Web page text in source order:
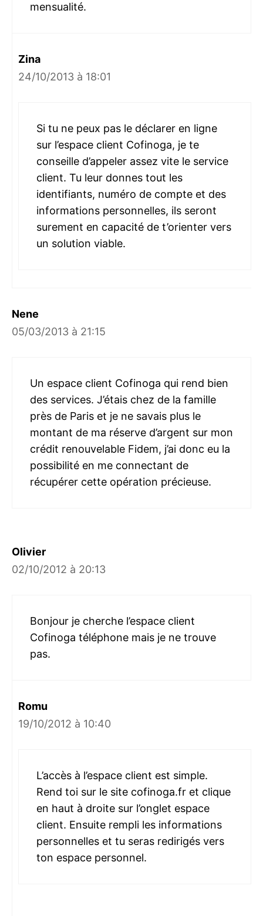
mensualité.
Zina
24/10/2013 à 18:01
Si tu ne peux pas le déclarer en ligne
sur l’espace client Cofinoga, je te
conseille d’appeler assez vite le service
client. Tu leur donnes tout les
identifiants, numéro de compte et des
informations personnelles, ils seront
surement en capacité de t’orienter vers
un solution viable.
Nene
05/03/2013 à 21:15
Un espace client Cofinoga qui rend bien
des services. J’étais chez de la famille
près de Paris et je ne savais plus le
montant de ma réserve d’argent sur mon
crédit renouvelable Fidem, j’ai donc eu la
possibilité en me connectant de
récupérer cette opération précieuse.
Olivier
02/10/2012 à 20:13
Bonjour je cherche l’espace client
Cofinoga téléphone mais je ne trouve
pas.
Romu
19/10/2012 à 10:40
L’accès à l’espace client est simple.
Rend toi sur le site cofinoga.fr et clique
en haut à droite sur l’onglet espace
client. Ensuite rempli les informations
personnelles et tu seras redirigés vers
ton espace personnel.